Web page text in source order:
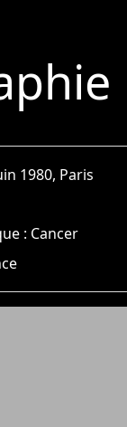
1980, Paris
: Cancer